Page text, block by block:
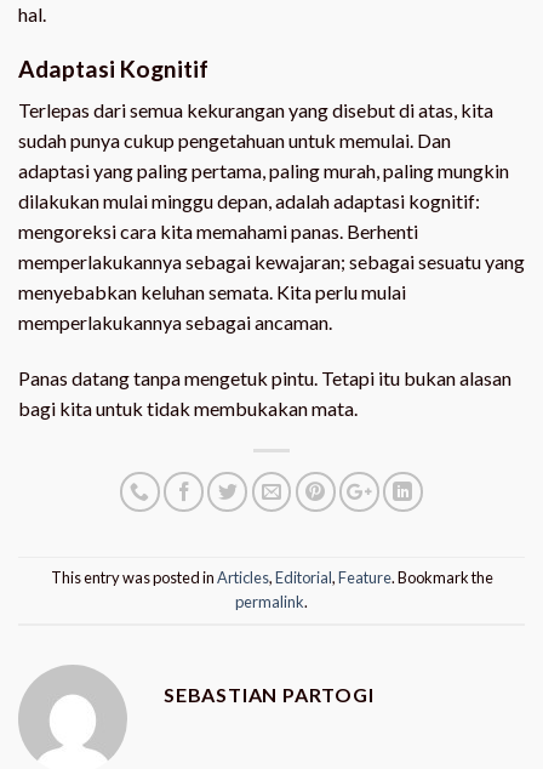
hal.
Adaptasi Kognitif
Terlepas dari semua kekurangan yang disebut di atas, kita
sudah punya cukup pengetahuan untuk memulai. Dan
adaptasi yang paling pertama, paling murah, paling mungkin
dilakukan mulai minggu depan, adalah adaptasi kognitif:
mengoreksi cara kita memahami panas. Berhenti
memperlakukannya sebagai kewajaran; sebagai sesuatu yang
menyebabkan keluhan semata. Kita perlu mulai
memperlakukannya sebagai ancaman.
Panas datang tanpa mengetuk pintu. Tetapi itu bukan alasan
bagi kita untuk tidak membukakan mata.
This entry was posted inArticles,Editorial,Feature. Bookmark the
permalink.
SEBASTIAN PARTOGI